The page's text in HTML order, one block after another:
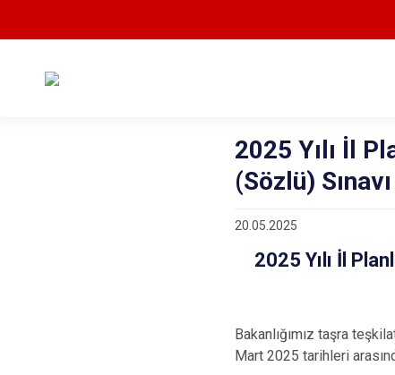
2025 Yılı İl
(Sözlü)
20.05.2025
2025 Yılı İl
Bakanlığımız taşra
Mart 2025 tarihleri